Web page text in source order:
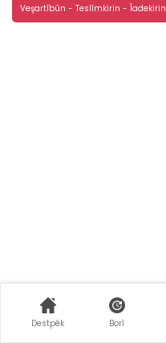
Veşartîbûn - Teslîmkirin - Îadekirin
Destpêk Borî